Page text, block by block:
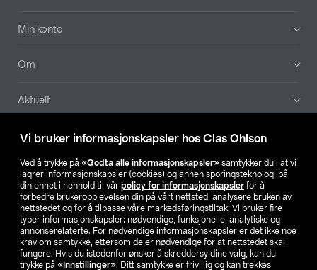
Vi bruker informasjonskapsler hos Clas Ohlson
Ved å trykke på «Godta alle informasjonskapsler» samtykker du i at vi
lagrer informasjonskapsler (cookies) og annen sporingsteknologi på
din enhet i henhold til vår policy for informasjonskapsler for å
forbedre brukeropplevelsen din på vårt nettsted, analysere bruken av
nettstedet og for å tilpasse våre markedsføringstiltak. Vi bruker fire
typer informasjonskapsler: nødvendige, funksjonelle, analytiske og
annonserelaterte. For nødvendige informasjonskapsler er det ikke noe
krav om samtykke, ettersom de er nødvendige for at nettstedet skal
fungere. Hvis du istedenfor ønsker å skreddersy dine valg, kan du
trykke på «Innstillinger». Ditt samtykke er frivillig og kan trekkes
Min konto
Om
Aktuelt
Våre selskaper
Finn din butikk
SE NO FI